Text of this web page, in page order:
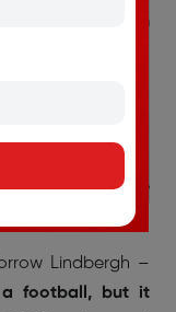
marks a life even
into
but sharing.”
ám ảnh, nhưng
ngoài sự sẻ
Lindbergh –
a football, but it